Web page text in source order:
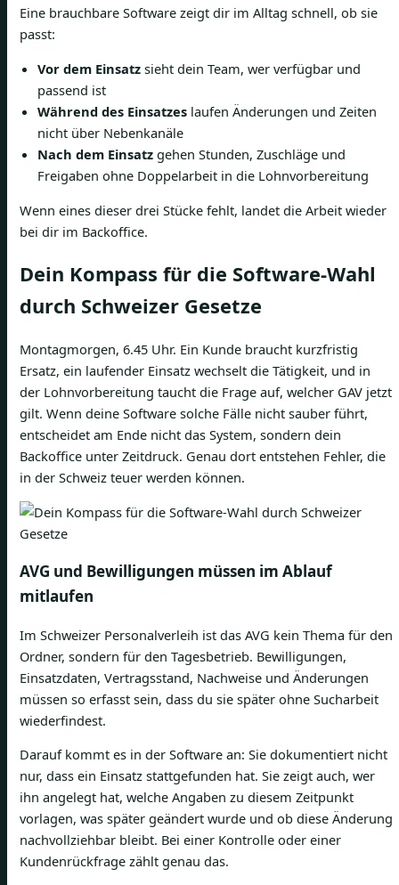
Eine brauchbare Software zeigt dir im Alltag schnell, ob sie
passt:
Vor dem Einsatz sieht dein Team, wer verfügbar und
passend ist
Während des Einsatzes laufen Änderungen und Zeiten
nicht über Nebenkanäle
Nach dem Einsatz gehen Stunden, Zuschläge und
Freigaben ohne Doppelarbeit in die Lohnvorbereitung
Wenn eines dieser drei Stücke fehlt, landet die Arbeit wieder
bei dir im Backoffice.
Dein Kompass für die Software-Wahl
durch Schweizer Gesetze
Montagmorgen, 6.45 Uhr. Ein Kunde braucht kurzfristig
Ersatz, ein laufender Einsatz wechselt die Tätigkeit, und in
der Lohnvorbereitung taucht die Frage auf, welcher GAV jetzt
gilt. Wenn deine Software solche Fälle nicht sauber führt,
entscheidet am Ende nicht das System, sondern dein
Backoffice unter Zeitdruck. Genau dort entstehen Fehler, die
in der Schweiz teuer werden können.
AVG und Bewilligungen müssen im Ablauf
mitlaufen
Im Schweizer Personalverleih ist das AVG kein Thema für den
Ordner, sondern für den Tagesbetrieb. Bewilligungen,
Einsatzdaten, Vertragsstand, Nachweise und Änderungen
müssen so erfasst sein, dass du sie später ohne Sucharbeit
wiederfindest.
Darauf kommt es in der Software an: Sie dokumentiert nicht
nur, dass ein Einsatz stattgefunden hat. Sie zeigt auch, wer
ihn angelegt hat, welche Angaben zu diesem Zeitpunkt
vorlagen, was später geändert wurde und ob diese Änderung
nachvollziehbar bleibt. Bei einer Kontrolle oder einer
Kundenrückfrage zählt genau das.